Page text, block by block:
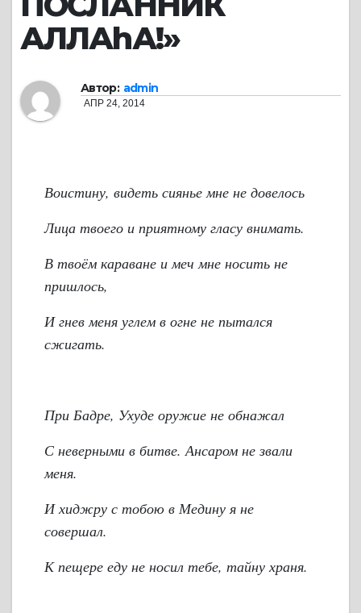
АЛЛАhА!»
Автор: admin
АПР 24, 2014
Воистину, видеть сиянье мне не довелось
Лица твоего и приятному гласу внимать.
В твоём караване и меч мне носить не
пришлось,
И гнев меня углем в огне не пытался
сжигать.
При Бадре, Ухуде оружие не обнажал
С неверными в битве. Ансаром не звали
меня.
И хиджру с тобою в Медину я не
совершал.
К пещере еду не носил тебе, тайну храня.